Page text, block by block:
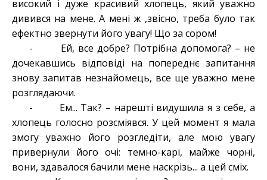
високий і дуже красивий хлопець, який уважно
дивився на мене. А мені ж ,звісно, треба було так
ефектно звернути його увагу! Що за сором!
- Ей, все добре? Потрібна допомога? – не
дочекавшись відповіді на попереднє запитання
знову запитав незнайомець, все ще уважно мене
розглядаючи.
- Ем... Так? – нарешті видушила я з себе, а
хлопець голосно розсміявся. У цей момент я мала
змогу уважно його розгледіти, але мою увагу
привернули його очі: темно-карі, майже чорні,
вони, здавалося бачили мене наскрізь... а цей сміх.